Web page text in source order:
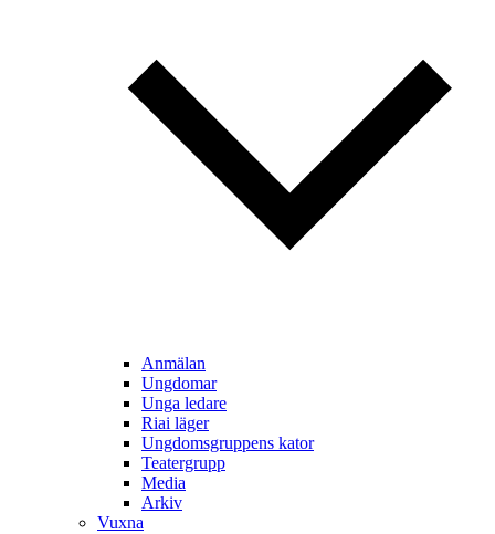
Anmälan
Ungdomar
Unga ledare
Riai läger
Ungdomsgruppens kator
Teatergrupp
Media
Arkiv
Vuxna